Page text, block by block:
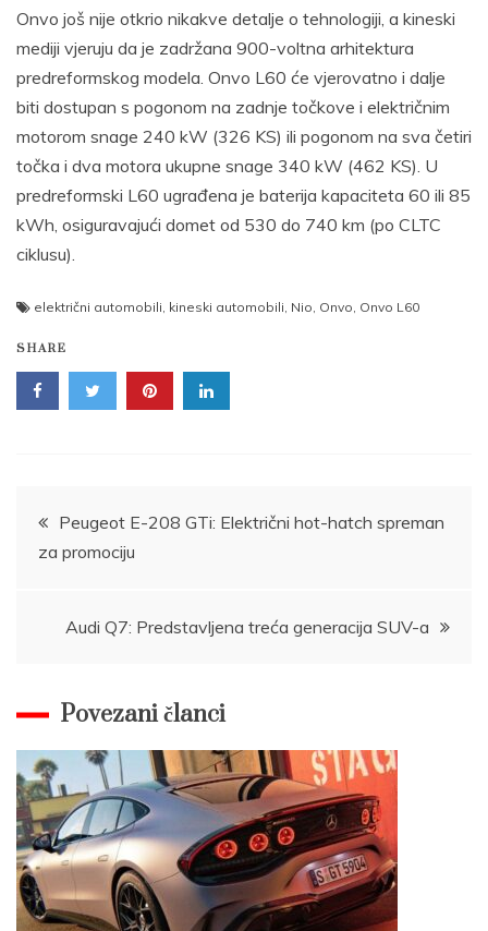
Onvo još nije otkrio nikakve detalje o tehnologiji, a kineski
mediji vjeruju da je zadržana 900-voltna arhitektura
predreformskog modela. Onvo L60 će vjerovatno i dalje
biti dostupan s pogonom na zadnje točkove i električnim
motorom snage 240 kW (326 KS) ili pogonom na sva četiri
točka i dva motora ukupne snage 340 kW (462 KS). U
predreformski L60 ugrađena je baterija kapaciteta 60 ili 85
kWh, osiguravajući domet od 530 do 740 km (po CLTC
ciklusu).
električni automobili, kineski automobili, Nio, Onvo, Onvo L60
SHARE
Post
navigation
Peugeot E-208 GTi: Električni hot-hatch spreman
za promociju
Audi Q7: Predstavljena treća generacija SUV-a
Povezani članci